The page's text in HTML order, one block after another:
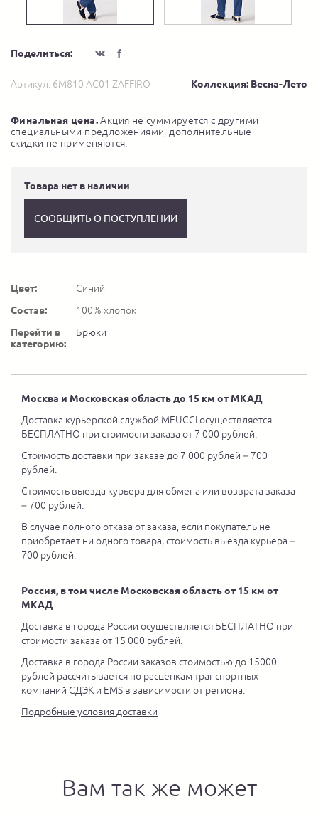
Поделиться:
Артикул: 6M810 AC01 ZAFFIRO Коллекция: Весна-Лето
Финальная цена.Акция не суммируется с другими
специальными предложениями, дополнительные
скидки не применяются.
Товара нет в наличии
СООБЩИТЬ О ПОСТУПЛЕНИИ
Цвет:
Синий
Состав:
100% хлопок
Перейти в
категорию:
Брюки
Москва и Московская область до 15 км от МКАД
Доставка курьерской службой MEUCCI осуществляется
БЕСПЛАТНО при стоимости заказа от 7 000 рублей.
Стоимость доставки при заказе до 7 000 рублей – 700
рублей.
Стоимость выезда курьера для обмена или возврата заказа
– 700 рублей.
В случае полного отказа от заказа, если покупатель не
приобретает ни одного товара, стоимость выезда курьера –
700 рублей.
Россия, в том числе Московская область от 15 км от
МКАД
Доставка в города России осуществляется БЕСПЛАТНО при
стоимости заказа от 15 000 рублей.
Доставка в города России заказов стоимостью до 15000
рублей рассчитывается по расценкам транспортных
компаний СДЭК и EMS в зависимости от региона.
Подробные условия доставки
Вам так же может